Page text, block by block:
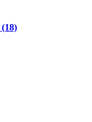
(18)